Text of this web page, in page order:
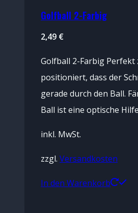
Golfball 2-Farbig
2,49 €
Golfball 2-Farbig
positioniert, dass der
gerade durch den Ball.
Ball ist eine optische
inkl. MwSt.
zzgl. Versandkosten
In den Warenkorb